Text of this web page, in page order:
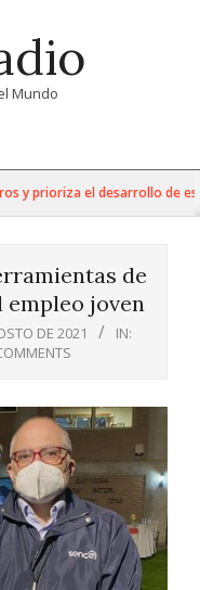
Mundo
prioriza el desarrollo de esta
de
empleo joven
DE 2021
IN: